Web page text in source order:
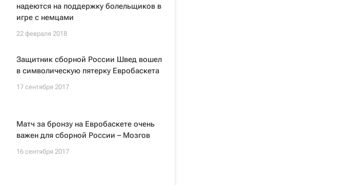
надеются на поддержку болельщиков в
игре с немцами
22 февраля 2018
Защитник сборной России Швед вошел
в символическую пятерку Евробаскета
17 сентября 2017
Матч за бронзу на Евробаскете очень
важен для сборной России – Мозгов
16 сентября 2017